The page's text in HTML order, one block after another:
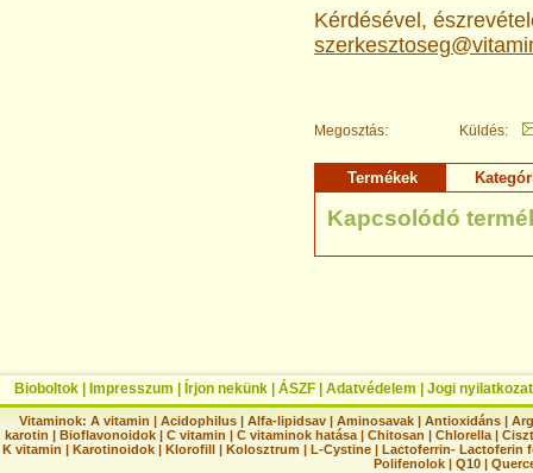
Kérdésével,
Megosztás: Küldés:
Termékek
Kapcsolódó
Bioboltok Impresszum Írjon nekünk ÁSZF Adatvédelem Jogi nyilatkozat
Vitaminok: A vitamin |Acidophilus |Alfa-lipidsav |Aminosavak |Antioxidáns |
karotin | Bioflavonoidok | C vitamin | C vitaminok hatása | Chitosan | Chlorella |
K vitamin | Karotinoidok | Klorofill | Kolosztrum | L-Cystine | Lactoferrin- Lactoferin
Polifenolok |Q10 |